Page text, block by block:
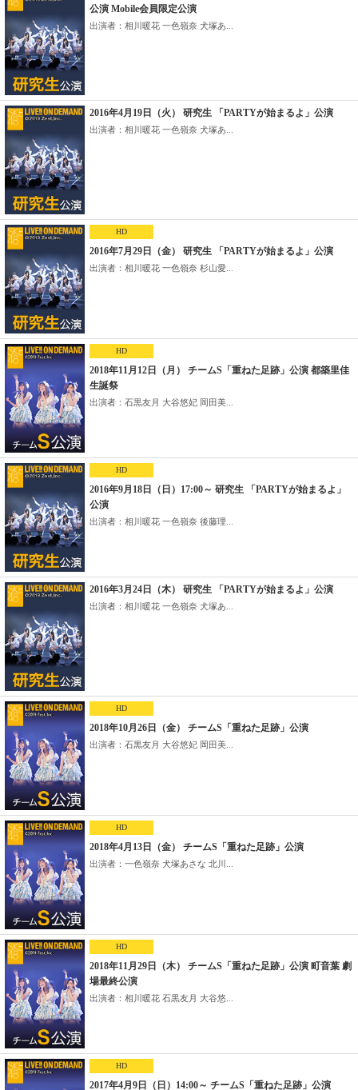
公演 Mobile会員限定公演
出演者：相川暖花 一色嶺奈 犬塚あ...
2016年4月19日（火） 研究生 「PARTYが始まるよ」公演
出演者：相川暖花 一色嶺奈 犬塚あ...
HD
2016年7月29日（金） 研究生 「PARTYが始まるよ」公演
出演者：相川暖花 一色嶺奈 杉山愛...
HD
2018年11月12日（月） チームS「重ねた足跡」公演 都築里佳
生誕祭
出演者：石黒友月 大谷悠妃 岡田美...
HD
2016年9月18日（日）17:00～ 研究生 「PARTYが始まるよ」
公演
出演者：相川暖花 一色嶺奈 後藤理...
2016年3月24日（木） 研究生 「PARTYが始まるよ」公演
出演者：相川暖花 一色嶺奈 犬塚あ...
HD
2018年10月26日（金） チームS「重ねた足跡」公演
出演者：石黒友月 大谷悠妃 岡田美...
HD
2018年4月13日（金） チームS「重ねた足跡」公演
出演者：一色嶺奈 犬塚あさな 北川...
HD
2018年11月29日（木） チームS「重ねた足跡」公演 町音葉 劇
場最終公演
出演者：相川暖花 石黒友月 大谷悠...
HD
2017年4月9日（日）14:00～ チームS「重ねた足跡」公演